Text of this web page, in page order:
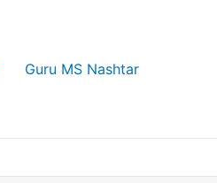
Guru MS Nashtar